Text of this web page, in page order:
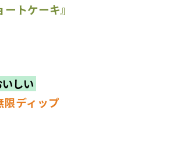
トケーキ』
しい
限ディップ